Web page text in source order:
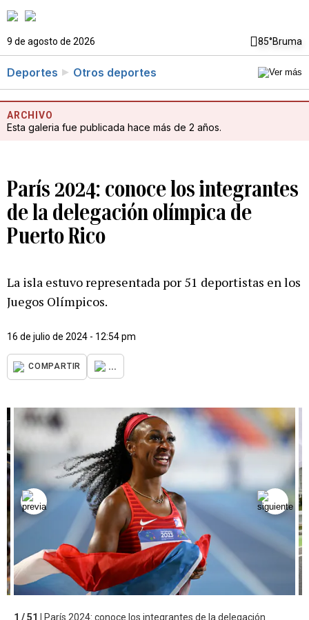
9 de agosto de 2026 85°Bruma
Deportes Otros deportes
ARCHIVO
Esta galeria fue publicada hace más de 2 años.
París 2024: conoce los integrantes
de la delegación olímpica de
Puerto Rico
La isla estuvo representada por 51 deportistas en los
Juegos Olímpicos.
16 de julio de 2024 - 12:54 pm
COMPARTIR ...
1 / 51 |
París 2024: conoce los integrantes de la delegación